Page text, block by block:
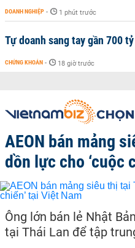
DOANH NGHIỆP - 1 phút trước
Tự doanh sang tay gần 700
CHỨNG KHOÁN - 18 giờ trước
AEON bán mảng
dồn lực cho ‘cuộc
Ông lớn bán lẻ Nhật
tại Thái Lan để tập